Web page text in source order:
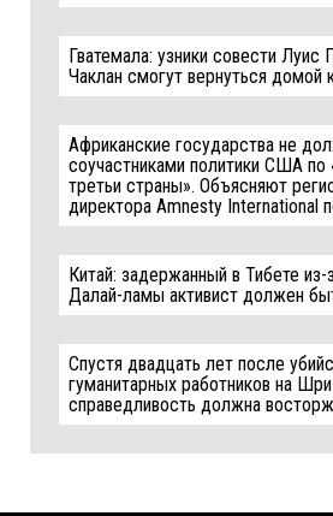
Гватемала: узники совести Луис
Чаклан смогут вернуться
Африканские государства не
соучастниками политики США по
третьи страны». Объясняют
директора Amnesty International
Китай: задержанный в Тибете
Далай-ламы активист должен
Спустя двадцать лет после
гуманитарных работников на
справедливость должна